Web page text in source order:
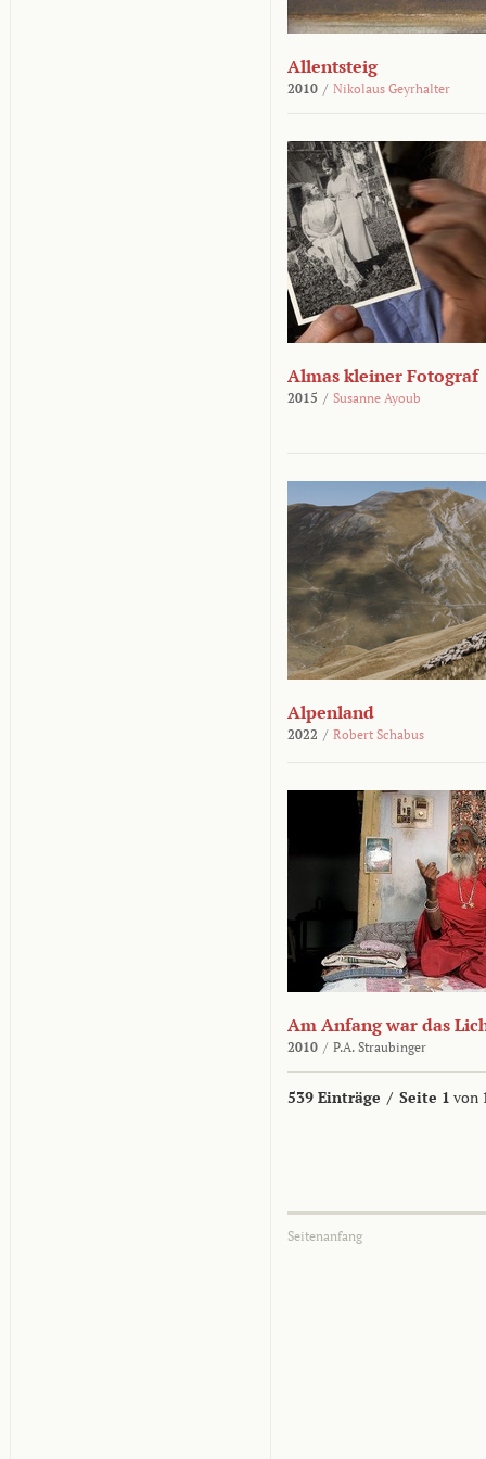
Allentsteig
2010 / Nikolaus Geyrhalter
Almas kleiner Fotograf
2015 / Susanne Ayoub
Alpenland
2022 / Robert Schabus
Am Anfang war das
2010 / P.A. Straubinger
539 Einträge / Seite 1 von
Seitenanfang